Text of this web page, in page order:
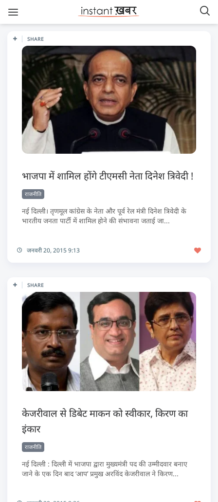
SHARE
भाजपा में शामिल होंगे टीएमसी नेता दिनेश त्रिवेदी !
राजनीति
नई दिल्ली। तृणमूल कांग्रेस के नेता और पूर्व रेल मंत्री दिनेश त्रिवेदी के
भारतीय जनता पार्टी में शामिल होने की संभावना जताई जा...
जनवरी 20, 2015 9:13
SHARE
केजरीवाल से डिबेट माकन को स्वीकार, किरण का
इंकार
राजनीति
नई दिल्ली : दिल्ली में भाजपा द्वारा मुख्यमंत्री पद की उम्मीदवार बनाए
जाने के एक दिन बाद ‘आप’ प्रमुख अरविंद केजरीवाल ने किरण...